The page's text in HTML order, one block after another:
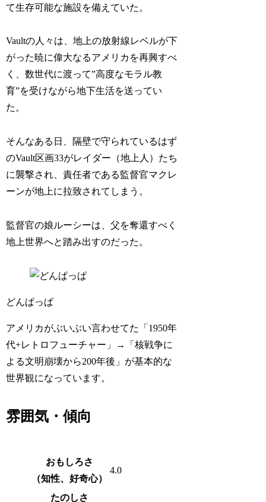
て生存可能な施設を備えていた。
Vaultの人々は、地上の放射線レベルが下
がった暁に偉大なるアメリカを再興すべ
く、数世代に渡って”高度なモラル教
育”を受けながら地下生活を送ってい
た。
そんなある日、隔壁で守られているはず
のVault区画33がレイダー（地上人）たち
に襲撃され、責任者である監督官マクレ
ーンが地上に拉致されてしまう。
監督官の娘ルーシーは、父を奪還すべく
地上世界へと踏み出すのだった。
どんぱっぱ
アメリカがぶいぶい言わせてた「1950年
代+レトロフューチャー」→「核戦争に
よる文明崩壊から200年後」が基本的な
世界観になっています。
雰囲気・傾向
おもしろさ
（知性、好奇心）
4.0
たのしさ